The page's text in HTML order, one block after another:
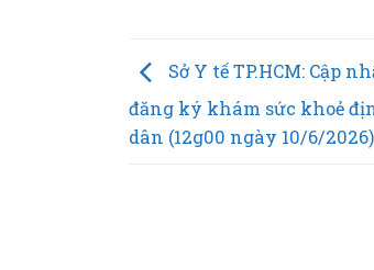
Sở Y tế TP.HCM: Cập
đăng ký khám sức khoẻ
dân (12g00 ngày 10/6/2026)